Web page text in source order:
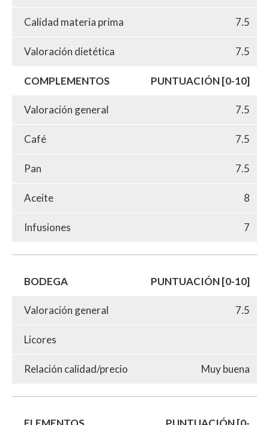
Calidad materia prima 7.5
Valoración dietética 7.5
COMPLEMENTOS PUNTUACIÓN [0-10]
Valoración general 7.5
Café 7.5
Pan 7.5
Aceite 8
Infusiones 7
BODEGA PUNTUACIÓN [0-10]
Valoración general 7.5
Licores
Relación calidad/precio Muy buena